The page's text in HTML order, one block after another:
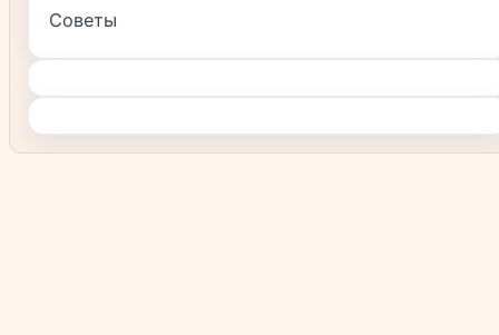
Советы